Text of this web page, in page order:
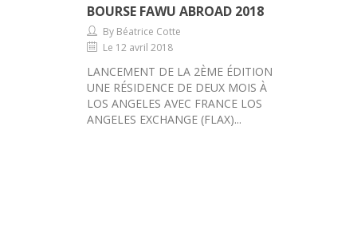
BOURSE FAWU ABROAD 2018
By Béatrice Cotte
Le 12 avril 2018
LANCEMENT DE LA 2ÈME ÉDITION
UNE RÉSIDENCE DE DEUX MOIS À
LOS ANGELES AVEC FRANCE LOS
ANGELES EXCHANGE (FLAX)...